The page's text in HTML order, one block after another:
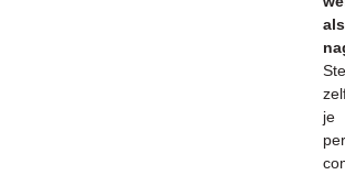
als
je